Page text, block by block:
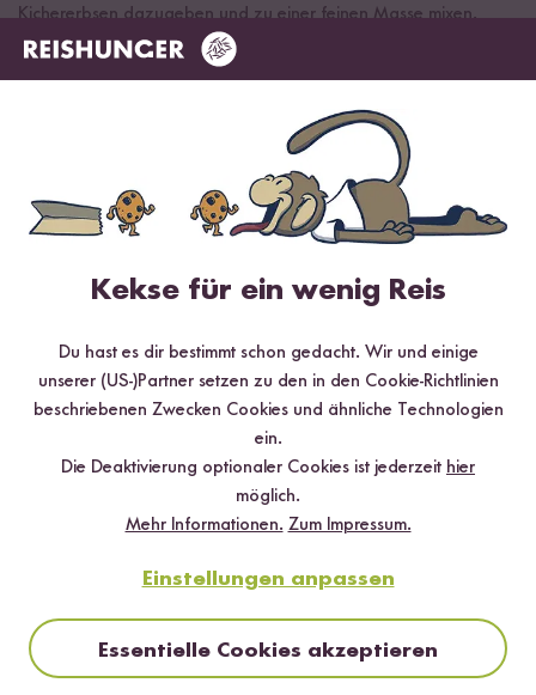
Kichererbsen dazugeben und zu einer feinen Masse mixen.
Gekocht mit
Loading...
8,32 € / kg
Extra
Kekse für ein wenig Reis
Du hast es dir bestimmt schon gedacht. Wir und einige
unserer (US-)Partner setzen zu den in den Cookie-Richtlinien
beschriebenen Zwecken Cookies und ähnliche Technologien
ein.
Die Deaktivierung optionaler Cookies ist jederzeit hier
möglich.
Mehr Informationen. Zum Impressum.
Einstellungen anpassen
Essentielle Cookies akzeptieren